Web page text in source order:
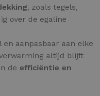
, zoals tegels,
over de egaline
aanpasbaar aan elke
altijd blijft
de efficiëntie en